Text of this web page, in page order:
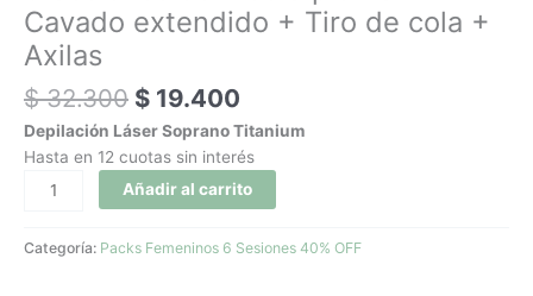
Cavado extendido + Tiro de cola +
Axilas
$32.300 $ 19.400
Depilación Láser Soprano Titanium
Hasta en 12 cuotas sin interés
+
Tiro
de
cola
+
Axilas
cantidad
Añadir al carrito
Categoría: Packs Femeninos 6 Sesiones 40% OFF